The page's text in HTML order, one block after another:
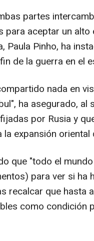
partes
para aceptar un
Paula Pinho, ha
de la guerra en el
nada en
ha asegurado,
por Rusia y
expansión oriental
que "todo el
para ver si ha
recalcar que hasta
como condición